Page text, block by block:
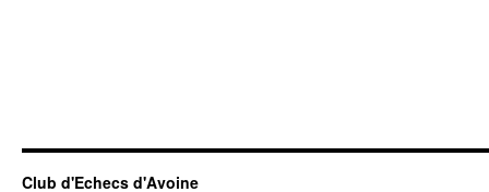
Club d'Echecs d'Avoine